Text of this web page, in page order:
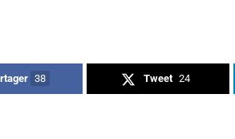
38 Tweet 24